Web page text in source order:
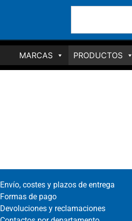
MARCAS PRODUCTOS
Envío, costes y plazos de entrega
Formas de pago
Devoluciones y reclamaciones